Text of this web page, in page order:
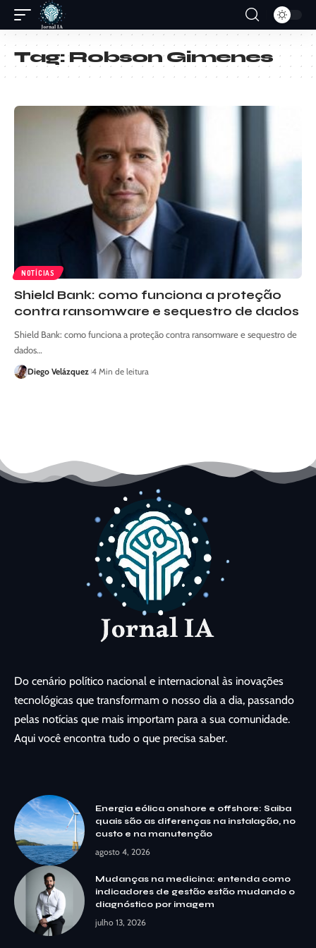
Tag:Robson Gimenes
NOTÍCIAS
Shield Bank: como funciona a proteção
contra ransomware e sequestro de dados
Shield Bank: como funciona a proteção contra ransomware e sequestro de
dados…
Diego Velázquez 4 Min de leitura
Do cenário político nacional e internacional às inovações
tecnológicas que transformam o nosso dia a dia, passando
pelas notícias que mais importam para a sua comunidade.
Aqui você encontra tudo o que precisa saber.
Energia eólica onshore e offshore: Saiba
quais são as diferenças na instalação, no
custo e na manutenção
agosto 4, 2026
Mudanças na medicina: entenda como
indicadores de gestão estão mudando o
diagnóstico por imagem
julho 13, 2026